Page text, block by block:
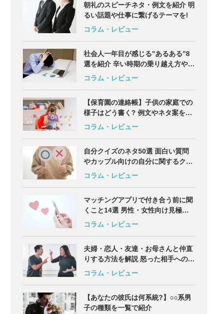
朝礼のスピーチネタ・例文を紹介 明
るい話題や仕事に繋げるテーマを!
コラム・レビュー
社会人一年目が感じる”あるある”8
選を紹介 辛い時期の乗り越え方や悩
みについて解説
コラム・レビュー
【保育園の連絡帳】子供の家庭での
様子はどう書く? 例文やネタ案を解
コラム・レビュー
自分クイズのネタ50選 面白い質問
やカップル向けの自分に関するクイ
ズも
コラム・レビュー
マッチングアプリで付き合う前に聞
くこと14選 男性・女性向け見極め
用の質問も
コラム・レビュー
夫婦・恋人・友達・お母さんと仲直
りする方法を解説 怒った相手への対
処法は?
コラム・レビュー
【あなたの彼氏は何系統?】○○系男
子の種類を一覧で紹介